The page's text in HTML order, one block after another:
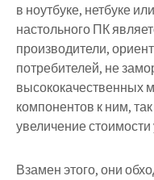
в ноутбуке, нетбуке
настольного ПК
производители,
потребителей, не
высококачественных
компонентов к ним,
увеличение стоимости
Взамен этого, они